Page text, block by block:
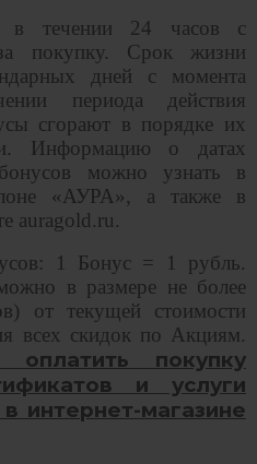
в течении 24 часов с
покупку. Срок жизни
дней с момента
периода действия
сгорают в порядке их
Информацию о датах
можно узнать в
«АУРА», а также в
auragold.ru.
1 Бонус = 1 рубль.
в размере не более
от текущей стоимости
всех скидок по Акциям.
оплатить покупку
и услуги
интернет-магазине